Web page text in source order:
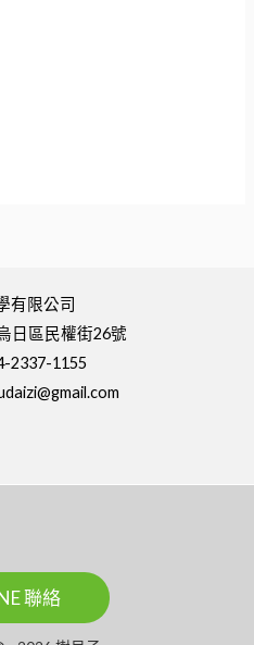
有限公司
日區民權街26號
2337-1155
聯絡